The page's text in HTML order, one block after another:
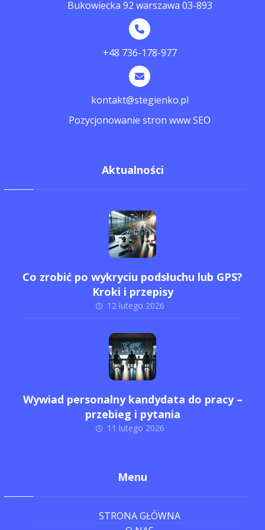
Bukowiecka 92 warszawa 03-893
+48 736-178-977
kontakt@stegienko.pl
Pozycjonowanie stron www SEO
Aktualności
Co zrobić po wykryciu podsłuchu lub GPS?
Kroki i przepisy
12 lutego 2026
Wywiad personalny kandydata do pracy –
przebieg i pytania
11 lutego 2026
Menu
STRONA GŁÓWNA